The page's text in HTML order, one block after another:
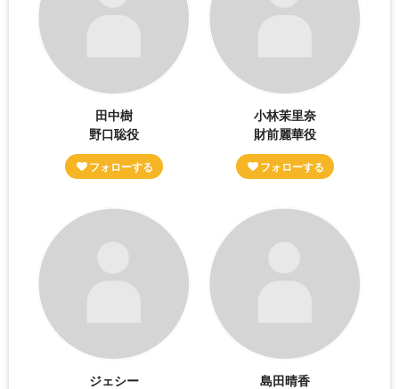
田中樹
野口聡役
小林茉里奈
財前麗華役
ジェシー
島田晴香